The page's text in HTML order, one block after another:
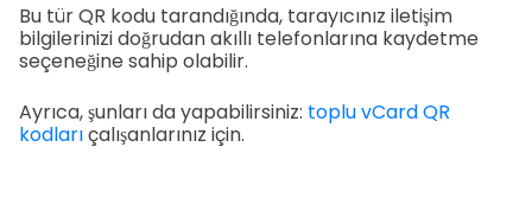
Bu tür QR kodu tarandığında, tarayıcınız iletişim
bilgilerinizi doğrudan akıllı telefonlarına kaydetme
seçeneğine sahip olabilir.
Ayrıca, şunları da yapabilirsiniz: toplu vCard QR
kodlarıçalışanlarınız için.